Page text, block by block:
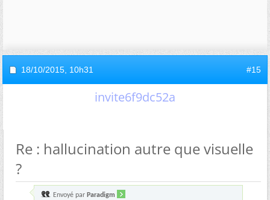
18/10/2015, 10h31 #15
invite6f9dc52a
Re : hallucination autre que visuelle
?
Envoyé par Paradigm